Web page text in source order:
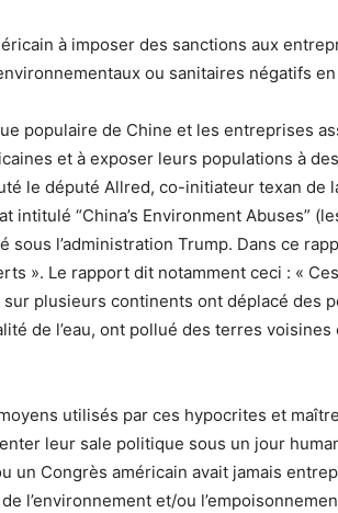
à imposer des sanctions aux
ou sanitaires négatifs
populaire de Chine et les entreprises
et à exposer leurs populations à
le député Allred, co-initiateur texan de
intitulé “China’s Environment Abuses”
l’administration Trump. Dans ce
». Le rapport dit notamment ceci : «
plusieurs continents ont déplacé des
de l’eau, ont pollué des terres voisines
utilisés par ces hypocrites et
leur sale politique sous un jour
un Congrès américain avait jamais
l’environnement et/ou